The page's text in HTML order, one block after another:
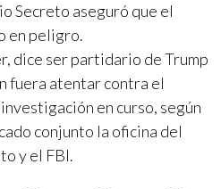
Secreto aseguró que el
en peligro.
dice ser partidario de Trump
fuera atentar contra el
en curso, según
conjunto la oficina del
y el FBI.